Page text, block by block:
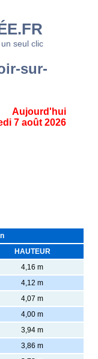
seul clic
sur-
Aujourd'hui
7 août 2026
HAUTEUR
4,16 m
4,12 m
4,07 m
4,00 m
3,94 m
3,86 m